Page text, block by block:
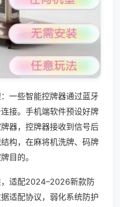
一些智能控牌器通过蓝牙
接。手机端软件预设好牌
器，控牌器接收到信号后
构，在麻将机洗牌、码牌
目的。
适配2024–2026新款防
适配协议，弱化系统防护